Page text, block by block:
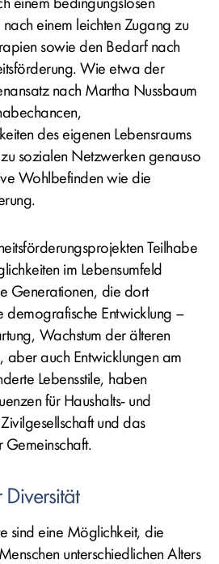
einem leichten Zugang zu
sowie den Bedarf nach
Wie etwa der
nach Martha Nussbaum
des eigenen Lebensraums
sozialen Netzwerken genauso
Wohlbefinden wie die
Teilhabe
im Lebensumfeld
Generationen, die dort
demografische Entwicklung –
Wachstum der älteren
aber auch Entwicklungen am
Lebensstile, haben
für Haushalts- und
und das
Gemeinschaft.
sind eine Möglichkeit, die
unterschiedlichen Alters